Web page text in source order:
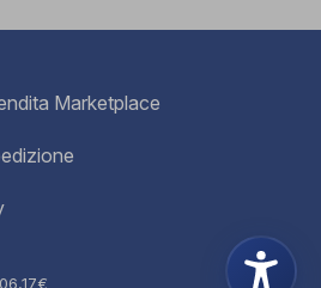
Marketplace